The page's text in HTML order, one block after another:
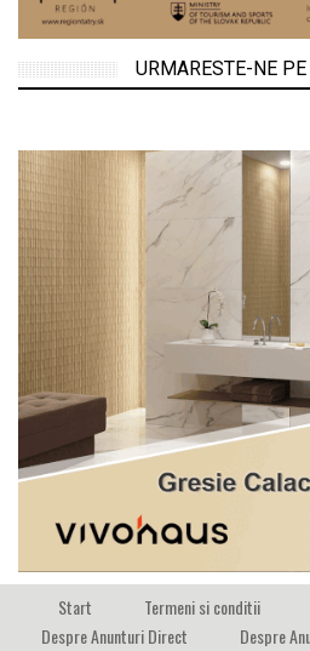
URMARESTE-NE
Start Termeni si conditii
Despre Anunturi Direct
Despre